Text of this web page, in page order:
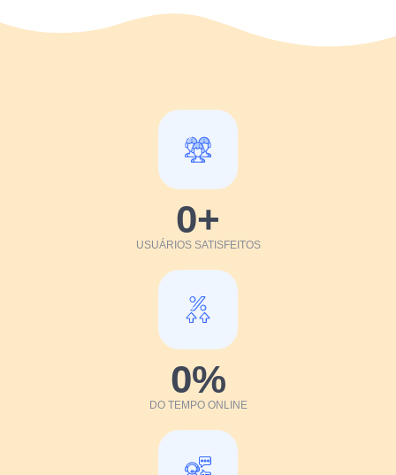
USUÁRIOS SATISFEITOS
0+
DO TEMPO ONLINE
0%